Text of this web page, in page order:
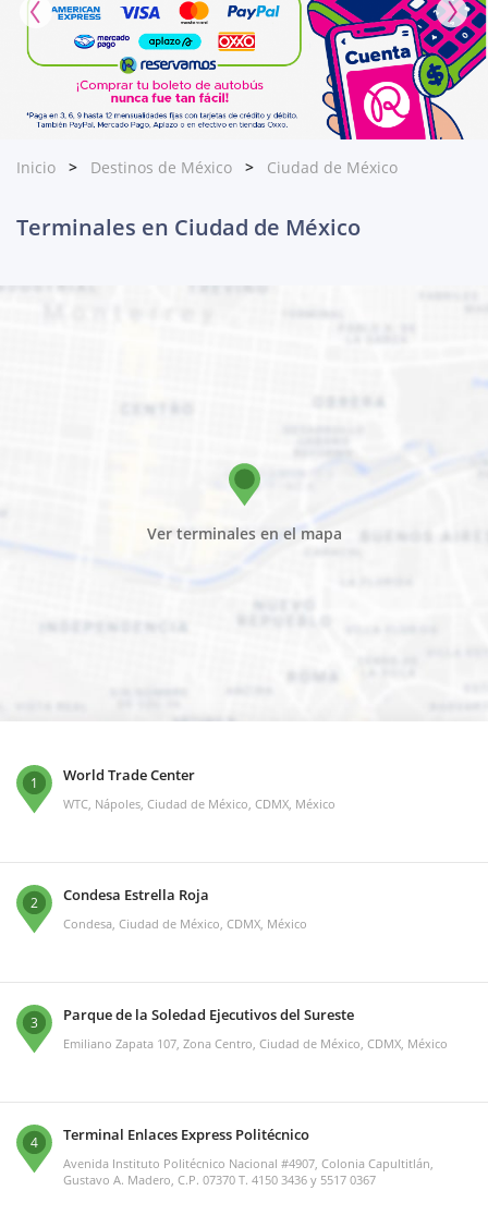
Inicio Destinos de México Ciudad de México
Terminales en Ciudad de México
Ver terminales en el mapa
1 World Trade Center
WTC, Nápoles, Ciudad de México, CDMX, México
2 Condesa Estrella Roja
Condesa, Ciudad de México, CDMX, México
3 Parque de la Soledad Ejecutivos del Sureste
Emiliano Zapata 107, Zona Centro, Ciudad de México, CDMX, México
4 Terminal Enlaces Express Politécnico
Avenida Instituto Politécnico Nacional #4907, Colonia Capultitlán,
Gustavo A. Madero, C.P. 07370 T. 4150 3436 y 5517 0367